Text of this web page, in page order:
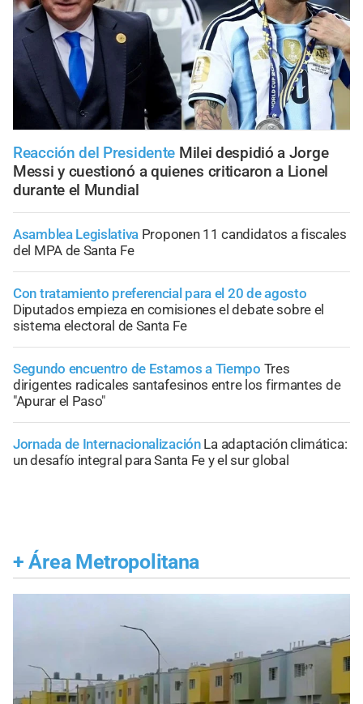
Reacción del Presidente Milei despidió a Jorge
Messi y cuestionó a quienes criticaron a Lionel
durante el Mundial
Asamblea Legislativa Proponen 11 candidatos a fiscales
del MPA de Santa Fe
Con tratamiento preferencial para el 20 de agosto
Diputados empieza en comisiones el debate sobre el
sistema electoral de Santa Fe
Segundo encuentro de Estamos a Tiempo Tres
dirigentes radicales santafesinos entre los firmantes de
"Apurar el Paso"
Jornada de Internacionalización La adaptación climática:
un desafío integral para Santa Fe y el sur global
+ Área Metropolitana